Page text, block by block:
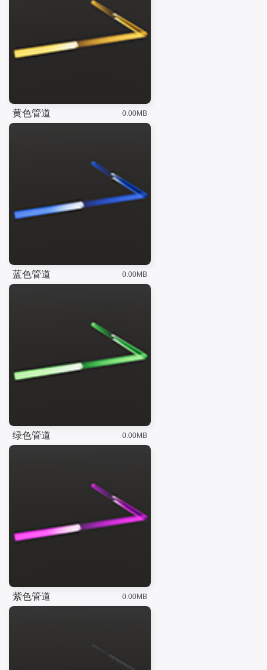
黄色管道 0.00MB
蓝色管道 0.00MB
绿色管道 0.00MB
紫色管道 0.00MB